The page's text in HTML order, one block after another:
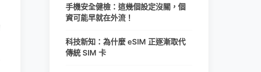
手機安全健檢：這幾個設定沒關，個
資可能早就在外流！
科技新知：為什麼 eSIM 正逐漸取代
傳統 SIM 卡